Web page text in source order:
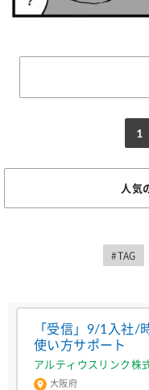
1
人気
#TAG
「受信」9/1入社/
使い方サポート
アルティウスリンク株
大阪府